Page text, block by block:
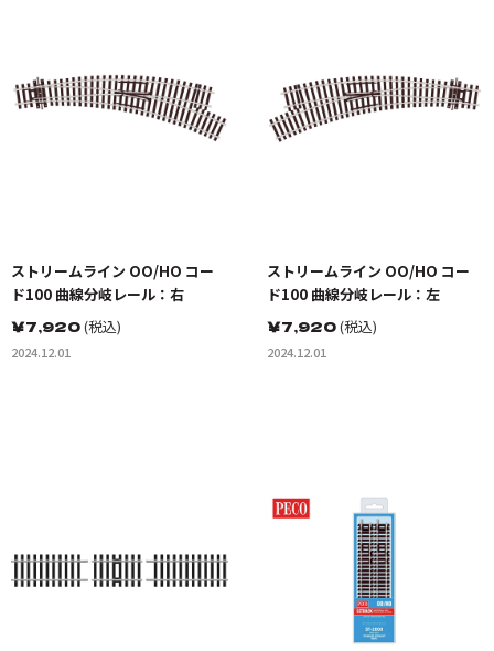
ストリームライン OO/HO コー
ド100 曲線分岐レール：右
￥7,920(税込)
2024.12.01
ストリームライン OO/HO コー
ド100 曲線分岐レール：左
￥7,920(税込)
2024.12.01